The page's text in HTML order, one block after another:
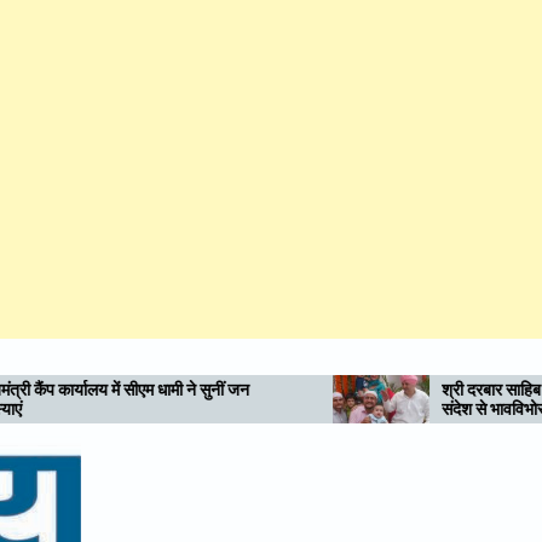
ने सुनीं जन
श्री दरबार साहिब में गुरु पूर्णिमा पर गुरु महिमा के
संदेश से भावविभोर हुई संगतें